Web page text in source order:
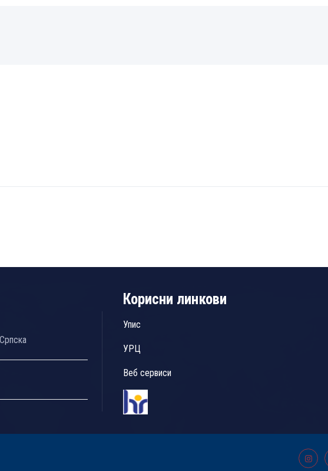
Корисни линкови
Упис
УРЦ
Веб сервиси